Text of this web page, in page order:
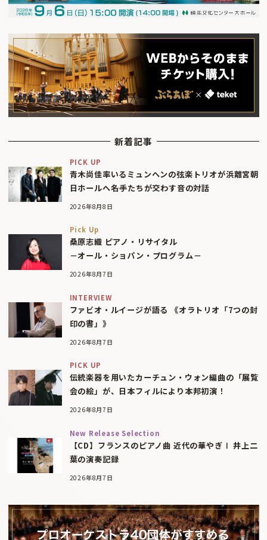
新着記事
PICK UP
青木尚佳率いるミュンヘンの弦楽トリオが浜離宮朝
日ホールへ――名手たちが交わす音の対話
2026年8月8日
Pick Up
桑原志織 ピアノ・リサイタル
－オール・ショパン・プログラム－
2026年8月7日
INTERVIEW
ファビオ・ルイージが語る 《オラトリオ「7つの封
印の書」》
2026年8月7日
PICK UP
伝統楽器を用いたカーチュン・ウォン編曲の「展覧
会の絵」が、日本フィルにより本邦初演！
2026年8月7日
New Release Selection
【CD】フランスのピアノ曲 近代の華やぎⅠ 井上二
葉の演奏記録
2026年8月7日